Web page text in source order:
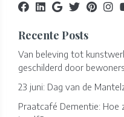
Recente Posts
Van beleving tot
geschilderd door bewoners
23 juni: Dag van de
Praatcafé Dementie: Hoe